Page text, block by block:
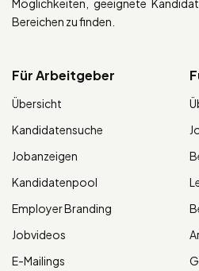
Möglichkeiten, geeignete
Bereichen zu finden.
Für Arbeitgeber
Übersicht
Kandidatensuche
Jobanzeigen
Kandidatenpool
Employer Branding
Jobvideos
E-Mailings